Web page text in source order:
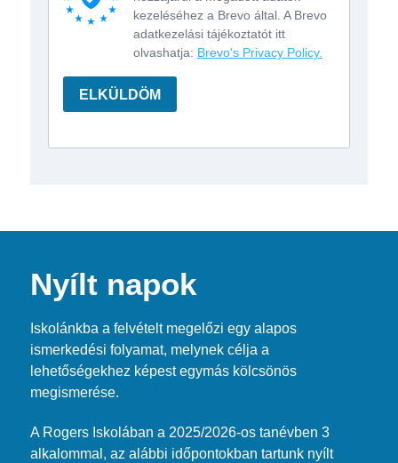
Nyílt napok
Iskolánkba a felvételt megelőzi egy alapos
ismerkedési folyamat, melynek célja a
lehetőségekhez képest egymás kölcsönös
megismerése.
A Rogers Iskolában a 2025/2026-os tanévben 3
alkalommal, az alábbi időpontokban tartunk nyílt